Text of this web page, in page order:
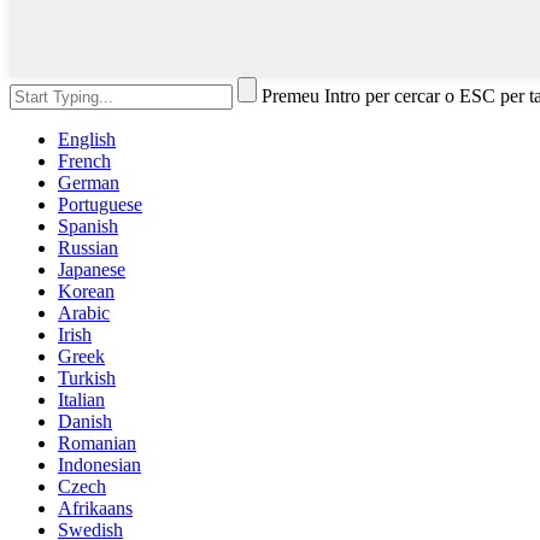
Premeu Intro per cercar o ESC per
English
French
German
Portuguese
Spanish
Russian
Japanese
Korean
Arabic
Irish
Greek
Turkish
Italian
Danish
Romanian
Indonesian
Czech
Afrikaans
Swedish